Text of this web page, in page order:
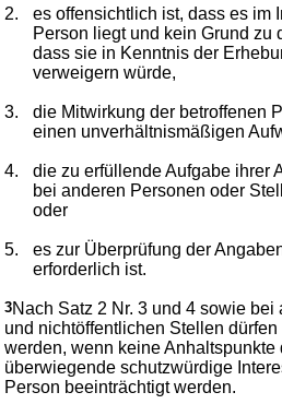
2.
es offensichtlich ist, dass es im
Person liegt und kein Grund zu
dass sie in Kenntnis der
verweigern würde,
3.
die Mitwirkung der betroffenen
einen unverhältnismäßigen
4.
die zu erfüllende Aufgabe ihrer
bei anderen Personen oder
oder
5.
es zur Überprüfung der
erforderlich ist.
3Nach Satz 2 Nr. 3 und 4 sowie
und nichtöffentlichen Stellen
werden, wenn keine Anhaltspunkte
überwiegende schutzwürdige
Person beeinträchtigt werden.